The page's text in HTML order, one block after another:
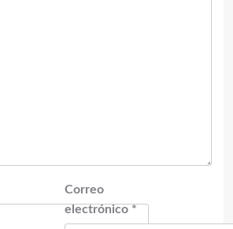
Correo
electrónico *